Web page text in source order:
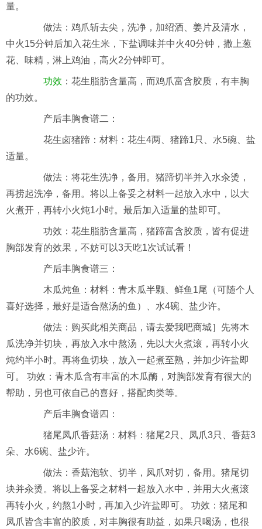
量。
做法：鸡爪斩去尖，洗净，加绍酒、姜片及清水，
中火15分钟后加入花生米，下盐调味并中火40分钟，撒上葱
花、味精，淋上鸡油，高火2分钟即可。
功效 ：花生脂肪含量高，而鸡爪富含胶质，有丰胸
的功效。
产后丰胸食谱二：
花生卤猪蹄： 材料：花生4两、猪蹄1只、水5碗、盐
适量。
做法：将花生洗净，备用。猪蹄切半并入水汆烫，
再捞起洗净，备用。将以上备妥之材料一起放入水中，以大
火煮开，再转小火炖1小时。最后加入适量的盐即可。
功效：花生脂肪含量高，猪蹄富含胶质，皆有促进
胸部发育的效果，不妨可以3天吃1次试试看！
产后丰胸食谱三：
木瓜炖鱼： 材料：青木瓜半颗、鲜鱼1尾（可随个人
喜好选择，最好是适合熬汤的鱼）、水4碗、盐少许。
做法：购买此相关商品，请去爱我吧商城］先将木
瓜洗净并切块，再放入水中熬汤，先以大火煮滚，再转小火
炖约半小时。再将鱼切块，放入一起煮至熟，并加少许盐即
可。 功效：青木瓜含有丰富的木瓜酶，对胸部发育有很大的
帮助，另也可依自己的喜好，搭配肉类等。
产后丰胸食谱四：
猪尾凤爪香菇汤： 材料：猪尾2只、凤爪3只、香菇3
朵、水6碗、盐少许。
做法：香菇泡软、切半，凤爪对切，备用。猪尾切
块并汆烫。将以上备妥之材料一起放入水中，并用大火煮滚
再转小火，约熬1小时，再加入少许盐即可。 功效：猪尾和
凤爪皆含丰富的胶质，对丰胸很有助益，如果只喝汤，也很